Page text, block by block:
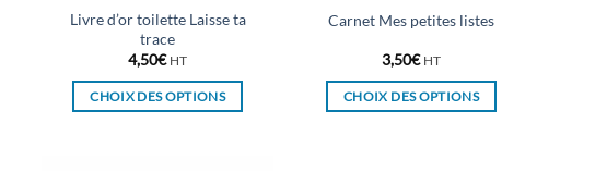
du
produit
du
Livre d’or toilette Laisse ta
trace
4,50€ HT
CHOIX DES OPTIONS
Carnet Mes petites listes
3,50€ HT
CHOIX DES OPTIONS